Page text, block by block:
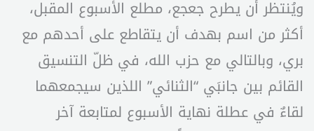
ويُنتظر أن يطرح جعجع، مطلع الأسبوع المقبل،
أكثر من اسم بهدف أن يتقاطع على أحدهم مع
بري، وبالتالي مع حزب الله، في ظلّ التنسيق
القائم بين جانبَي “الثنائي” اللذين سيجمعهما
لقاءٌ في عطلة نهاية الأسبوع لمتابعة آخر